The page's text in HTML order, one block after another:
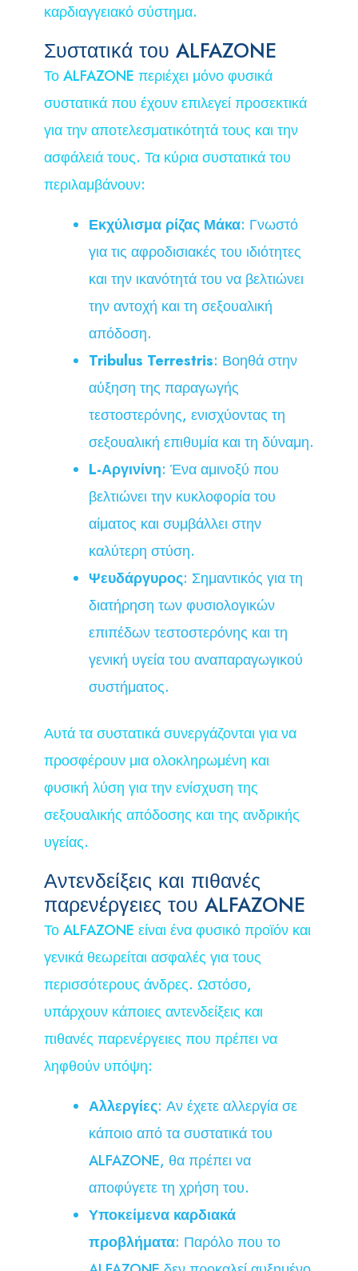
καρδιαγγειακό σύστημα.
Συστατικά του ALFAZONE
Το ALFAZONE περιέχει μόνο φυσικά
συστατικά που έχουν επιλεγεί προσεκτικά
για την αποτελεσματικότητά τους και την
ασφάλειά τους. Τα κύρια συστατικά του
περιλαμβάνουν:
Εκχύλισμα ρίζας Μάκα: Γνωστό
για τις αφροδισιακές του ιδιότητες
και την ικανότητά του να βελτιώνει
την αντοχή και τη σεξουαλική
απόδοση.
Tribulus Terrestris: Βοηθά στην
αύξηση της παραγωγής
τεστοστερόνης, ενισχύοντας τη
σεξουαλική επιθυμία και τη δύναμη.
L-Αργινίνη: Ένα αμινοξύ που
βελτιώνει την κυκλοφορία του
αίματος και συμβάλλει στην
καλύτερη στύση.
Ψευδάργυρος: Σημαντικός για τη
διατήρηση των φυσιολογικών
επιπέδων τεστοστερόνης και τη
γενική υγεία του αναπαραγωγικού
συστήματος.
Αυτά τα συστατικά συνεργάζονται για να
προσφέρουν μια ολοκληρωμένη και
φυσική λύση για την ενίσχυση της
σεξουαλικής απόδοσης και της ανδρικής
υγείας.
Αντενδείξεις και πιθανές
παρενέργειες του ALFAZONE
Το ALFAZONE είναι ένα φυσικό προϊόν και
γενικά θεωρείται ασφαλές για τους
περισσότερους άνδρες. Ωστόσο,
υπάρχουν κάποιες αντενδείξεις και
πιθανές παρενέργειες που πρέπει να
ληφθούν υπόψη:
Αλλεργίες: Αν έχετε αλλεργία σε
κάποιο από τα συστατικά του
ALFAZONE, θα πρέπει να
αποφύγετε τη χρήση του.
Υποκείμενα καρδιακά
προβλήματα: Παρόλο που το